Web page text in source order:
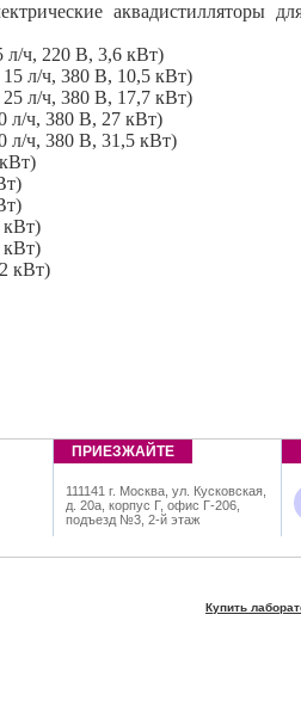
аквадистилляторы
л/ч, 220 В, 3,6 кВт)
15 л/ч, 380 В, 10,5 кВт)
25 л/ч, 380 В, 17,7 кВт)
л/ч, 380 В, 27 кВт)
л/ч, 380 В, 31,5 кВт)
кВт)
кВт)
кВт)
ПРИЕЗЖАЙТЕ
111141 г. Москва, ул. Кусковская,
д. 20а, корпус Г, офис Г-206,
подъезд №3, 2-й этаж
Купить